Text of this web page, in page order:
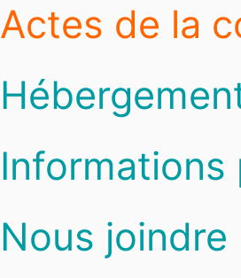
Actes de la
Informations
Nous joindre